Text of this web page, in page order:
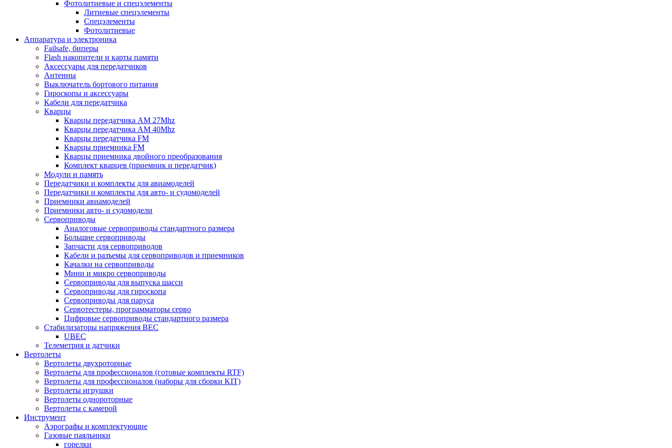
Фотолитиевые и спецэлементы
Литиевые спецэлементы
Спецэлементы
Фотолитиевые
Аппаратура и электроника
Failsafe, биперы
Flash накопители и карты памяти
Аксессуары для передатчиков
Антенны
Выключатель бортового питания
Гироскопы и аксессуары
Кабели для передатчика
Кварцы
Кварцы передатчика AM 27Mhz
Кварцы передатчика AM 40Mhz
Кварцы передатчика FM
Кварцы приемника FM
Кварцы приемника двойного преобразования
Комплект кварцев (приемник и передатчик)
Модули и память
Передатчики и комплекты для авиамоделей
Передатчики и комплекты для авто- и судомоделей
Приемники авиамоделей
Приемники авто- и судомодели
Сервоприводы
Аналоговые сервоприводы стандартного размера
Большие сервоприводы
Запчасти для сервоприводов
Кабели и разъемы для сервоприводов и приемников
Качалки на сервоприводы
Мини и микро сервоприводы
Сервоприводы для выпуска шасси
Сервоприводы для гироскопа
Сервоприводы для паруса
Сервотестеры, программаторы серво
Цифровые сервоприводы стандартного размера
Стабилизаторы напряжения BEC
UBEC
Телеметрия и датчики
Вертолеты
Вертолеты двухроторные
Вертолеты для профессионалов (готовые комплекты RTF)
Вертолеты для профессионалов (наборы для сборки KIT)
Вертолеты игрушки
Вертолеты однороторные
Вертолеты с камерой
Инструмент
Аэрографы и комплектующие
Газовые паяльники
горелки